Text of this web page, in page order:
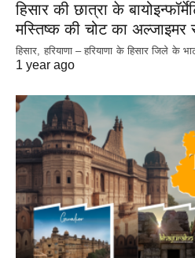
हिसार की छात्रा के
मस्तिष्क की चोट का
हिसार, हरियाणा – हरियाणा के हिसार जिले के
1 year ago